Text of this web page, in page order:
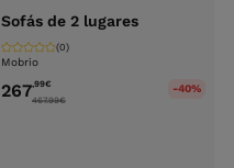
Sofás de 2 lugares
Mobrio
(0)
267,99€
467.99€
-40%